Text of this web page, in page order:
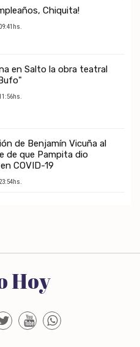
Chiquita!
en Salto la obra teatral
de Benjamín Vicuña al
de que Pampita dio
COVID-19
Hoy